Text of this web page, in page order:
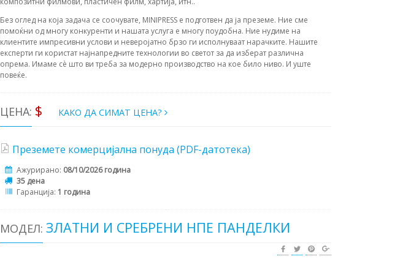
Без оглед на која задача се соочувате, MINIPRESS е подготвен да ја преземе. Ние сме
помоќни од многу конкуренти и нашата услуга е многу поудобна. Ние нудиме на
клиентите импресивни услови и неверојатно брзо ги исполнуваат нарачките. Нашите
експерти ги користат најнапредните технологии во светот за да изберат различна
опрема. Имаме сè што ви треба за модерно производство на кое било ниво. И уште
повеќе.
ЦЕНА: $ КАКО ДА СИМАТ ЦЕНА?
Преземете комерцијална понуда (PDF-датотека)
Ажурирано: 08/10/2026 година
35 дена
Гаранција: 1 година
МОДЕЛ: ЗЛАТНИ И СРЕБРЕНИ НПЕ ПАНДЕЛКИ